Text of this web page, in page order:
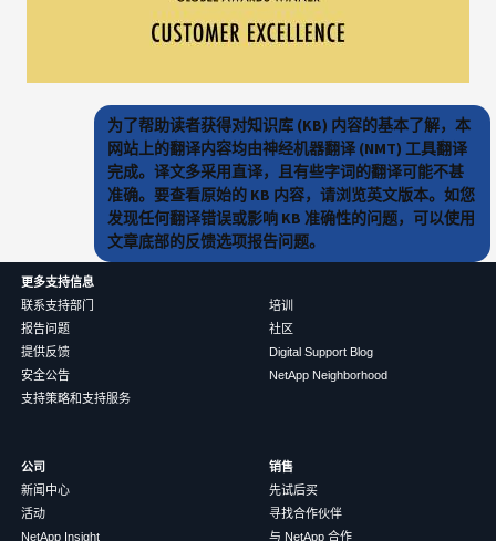
为了帮助读者获得对知识库 (KB) 内容的基本了解，本
网站上的翻译内容均由神经机器翻译 (NMT) 工具翻译
完成。译文多采用直译，且有些字词的翻译可能不甚
准确。要查看原始的 KB 内容，请浏览英文版本。如您
发现任何翻译错误或影响 KB 准确性的问题，可以使用
文章底部的反馈选项报告问题。
更多支持信息
联系支持部门
报告问题
提供反馈
安全公告
支持策略和支持服务
培训
社区
Digital Support Blog
NetApp Neighborhood
公司
新闻中心
活动
NetApp Insight
销售
先试后买
寻找合作伙伴
与 NetApp 合作